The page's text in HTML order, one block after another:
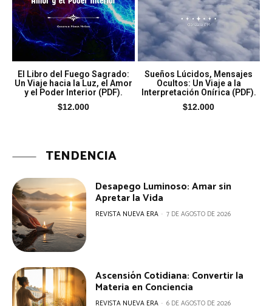
El Libro del Fuego Sagrado:
Un Viaje hacia la Luz, el Amor
y el Poder Interior (PDF).
$12.000
Sueños Lúcidos, Mensajes
Ocultos: Un Viaje a la
Interpretación Onírica (PDF).
$12.000
TENDENCIA
Desapego Luminoso: Amar sin
Apretar la Vida
REVISTA NUEVA ERA - 7 DE AGOSTO DE 2026
Ascensión Cotidiana: Convertir la
Materia en Conciencia
REVISTA NUEVA ERA - 6 DE AGOSTO DE 2026